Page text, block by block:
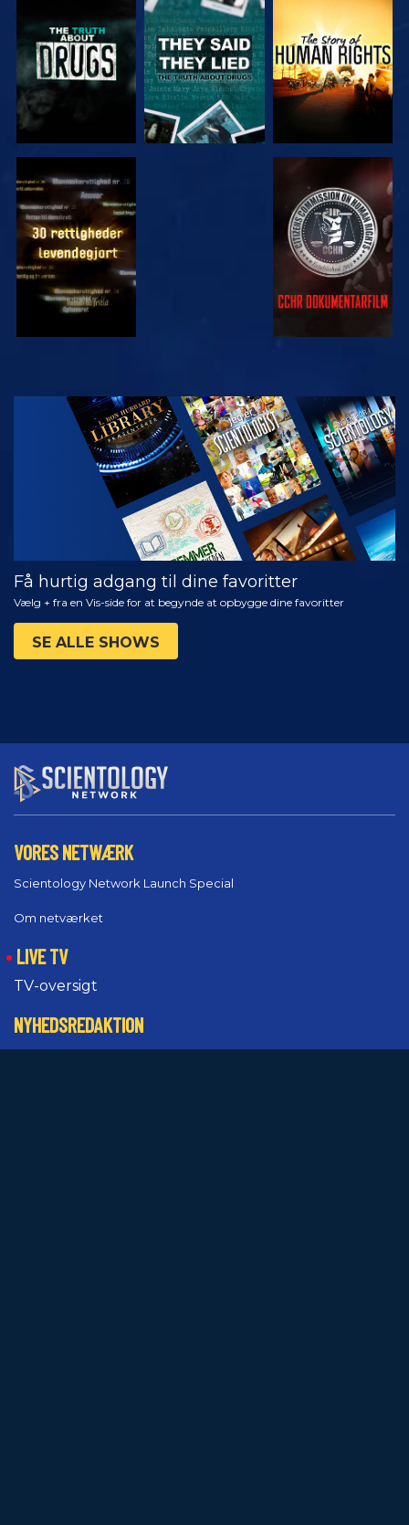
SE SE
SE SE
SE
UDFORSK
SERIEN
Få hurtig adgang til dine favoritter
Vælg + fra en Vis-side for at begynde at opbygge dine favoritter
SE ALLE SHOWS
VORES NETWÆRK
Scientology Network Launch Special
Om netværket
LIVE TV
TV-oversigt
NYHEDSREDAKTION